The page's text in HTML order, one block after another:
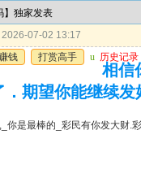
】独家发表
2026-07-02 13:17
钱
打赏高手 u 历史记录
相信
．期望你能继续发
你是最棒的_彩民有你发大财.